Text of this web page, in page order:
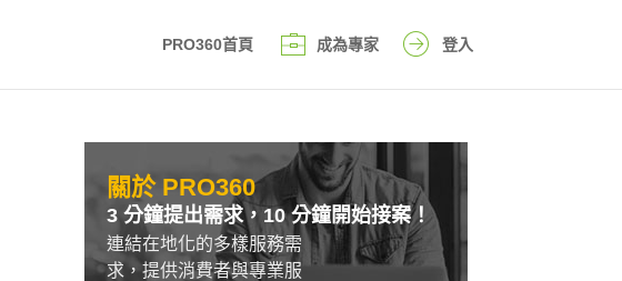
PRO360首頁 成為專家 登入
關於 PRO360
3 分鐘提出需求，10 分鐘開始接案！
連結在地化的多樣服務需
求，提供消費者與專業服